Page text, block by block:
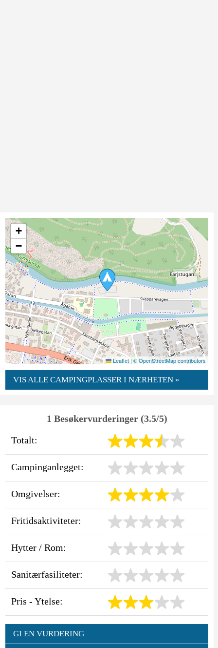
+
−
Leaflet | © OpenStreetMap contributors
VIS ALLE CAMPINGPLASSER I NÆRHETEN »
1 Besøkervurderinger (3.5/5)
Totalt:
Campinganlegget:
Omgivelser:
Fritidsaktiviteter:
Hytter / Rom:
Sanitærfasiliteter:
Pris - Ytelse:
GI EN VURDERING